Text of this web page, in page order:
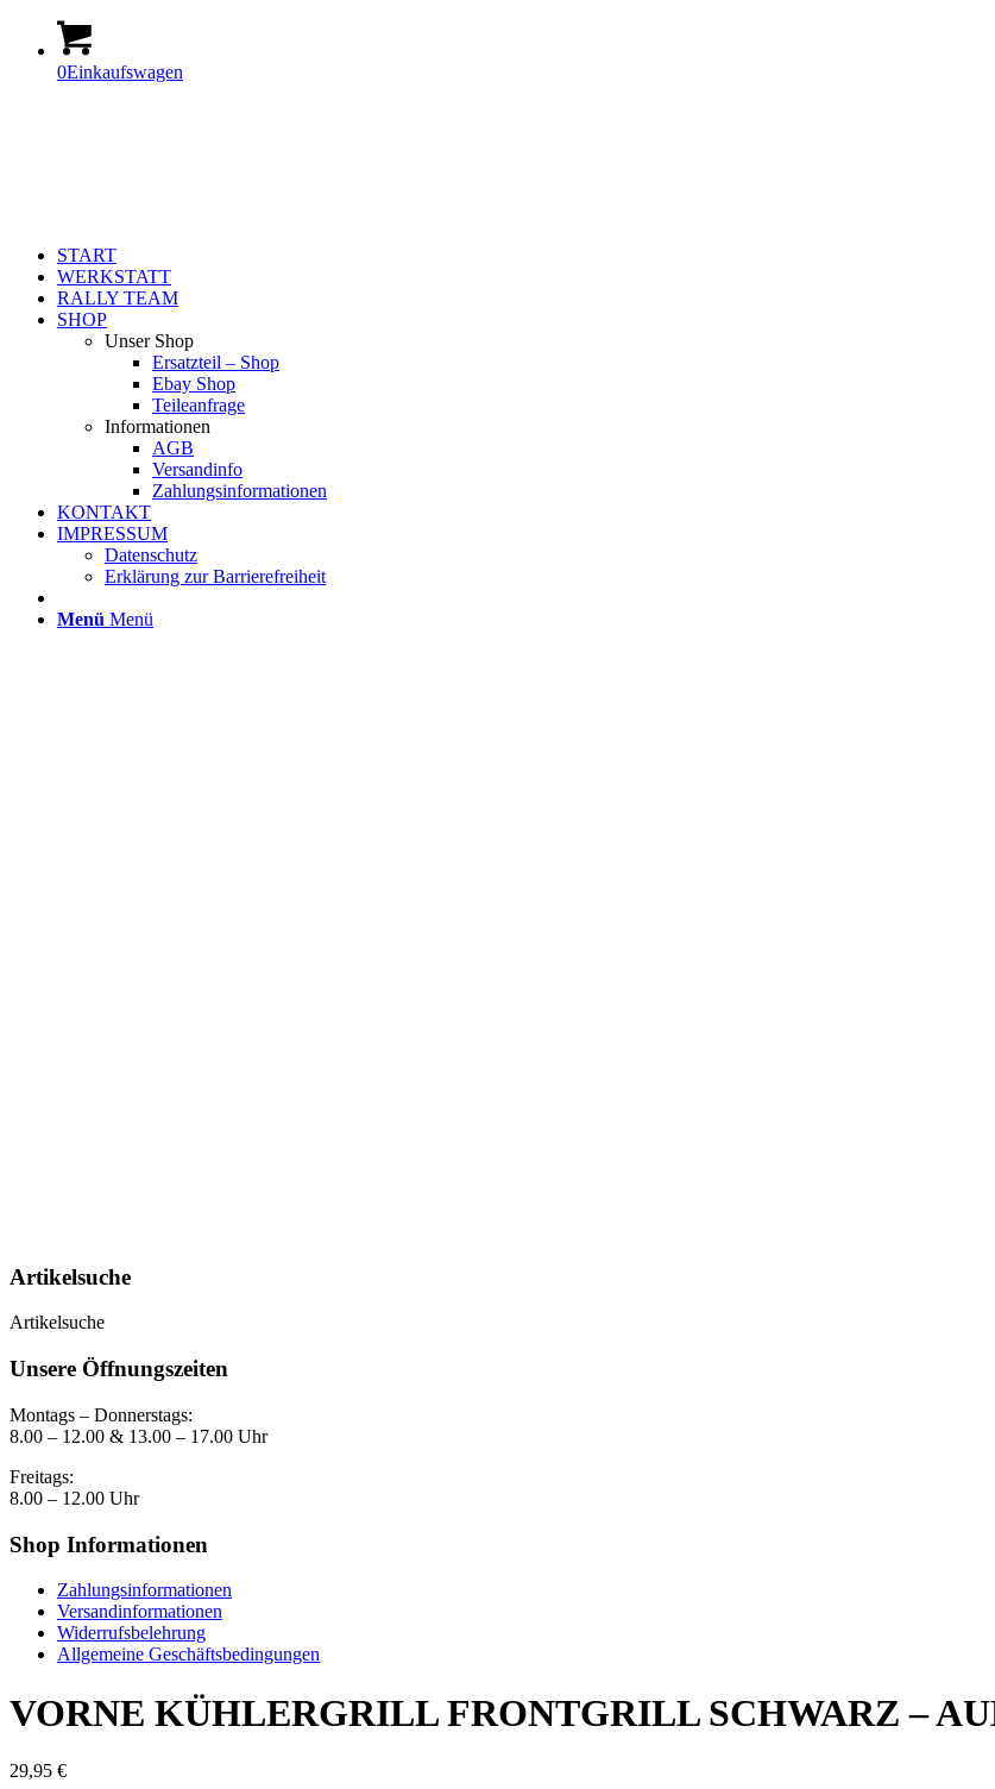
0Einkaufswagen
START
WERKSTATT
RALLY TEAM
SHOP
Unser Shop
Ersatzteil – Shop
Ebay Shop
Teileanfrage
Informationen
AGB
Versandinfo
Zahlungsinformationen
KONTAKT
IMPRESSUM
Datenschutz
Erklärung zur Barrierefreiheit
Menü Menü
Artikelsuche
Artikelsuche
Unsere Öffnungszeiten
Montags – Donnerstags:
8.00 – 12.00 & 13.00 – 17.00 Uhr
Freitags:
8.00 – 12.00 Uhr
Shop Informationen
Zahlungsinformationen
Versandinformationen
Widerrufsbelehrung
Allgemeine Geschäftsbedingungen
VORNE KÜHLERGRILL FRONTGRILL SCHWARZ –
29,95 €